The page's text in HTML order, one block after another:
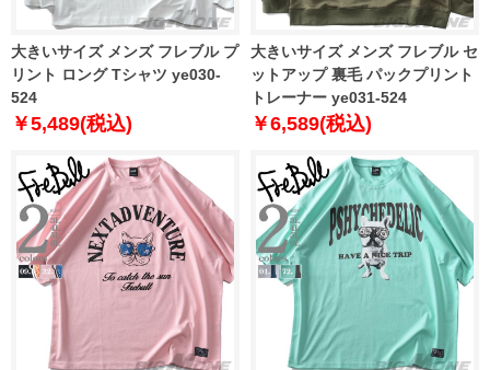
大きいサイズ メンズ フレブル プ
リント ロング Tシャツ ye030-
524
￥5,489(税込)
大きいサイズ メンズ フレブル セ
ットアップ 裏毛 パックプリント
トレーナー ye031-524
￥6,589(税込)